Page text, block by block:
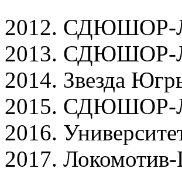
2012. СДЮШОР-
2013. СДЮШОР-
2014. Звезда
2015. СДЮШОР-
2016.
2017.